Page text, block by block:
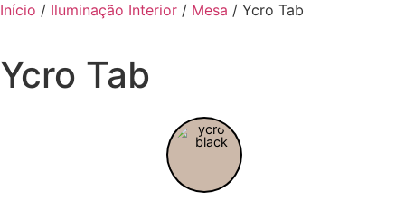
Início / Iluminação Interior / Mesa / Ycro Tab
Ycro Tab